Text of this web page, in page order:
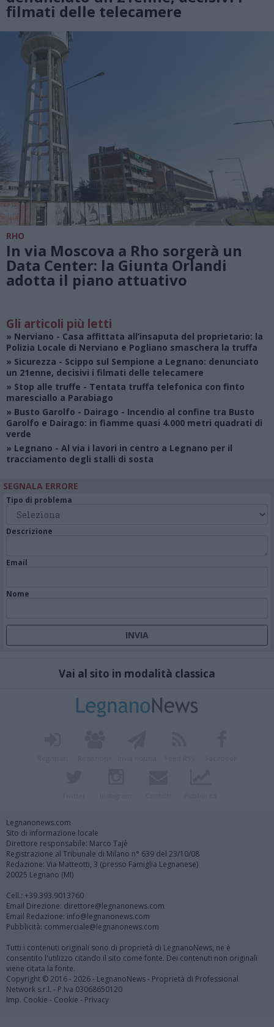
filmati delle telecamere
RHO
In via Moscova a Rho sorgerà un
Data Center: la Giunta Orlandi
adotta il piano attuativo
Gli articoli più letti
» Nerviano - Casa affittata all’insaputa del proprietario: la
Polizia Locale di Nerviano e Pogliano smaschera la truffa
» Sicurezza - Scippo sul Sempione a Legnano: denunciato
un 21enne, decisivi i filmati delle telecamere
» Stop alle truffe - Tentata truffa telefonica con finto
maresciallo a Parabiago
» Busto Garolfo - Dairago - Incendio al confine tra Busto
Garolfo e Dairago: in fiamme quasi 4.000 metri quadrati di
verde
» Legnano - Al via i lavori in centro a Legnano per il
tracciamento degli stalli di sosta
SEGNALA ERRORE
Tipo di problema
Descrizione
Email
Nome
Vai al sito in modalità classica
Legnanonews.com
Sito di informazione locale
Direttore responsabile: Marco Tajè
Registrazione al Tribunale di Milano n° 639 del 23/10/08
Redazione: Via Matteotti, 3 (presso Famiglia Legnanese)
20025 Legnano (MI)
Cell.: +39.393.9013760
Email Direzione: direttore@legnanonews.com
Email Redazione: info@legnanonews.com
Pubblicità: commerciale@legnanonews.com
Tutti i contenuti originali sono di proprietà di LegnanoNews, ne è
consentito l'utilizzo citando il sito come fonte. Dei contenuti non originali
viene citata la fonte.
Copyright © 2016 - 2026 - LegnanoNews - Proprietà di Professional
Network s.r.l. - P.Iva 03068650120
Imp. Cookie - Cookie - Privacy